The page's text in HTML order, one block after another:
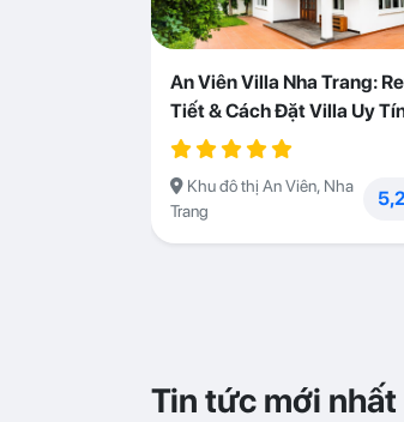
An Viên Villa Nha Trang:
Tiết & Cách Đặt Villa Uy
Abogo
Khu đô thị An Viên, Nha
Trang
Tin tức mới nhất